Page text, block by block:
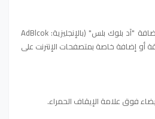
وكذلك نفس الأمر بالنسبة لإضافة "آد بلوك بلس" (بالإنجليزية: AdBlcok
أو إضافة خاصة بمتصفحات الإنترنت على
فوق علامة الإيقاف الحمراء.